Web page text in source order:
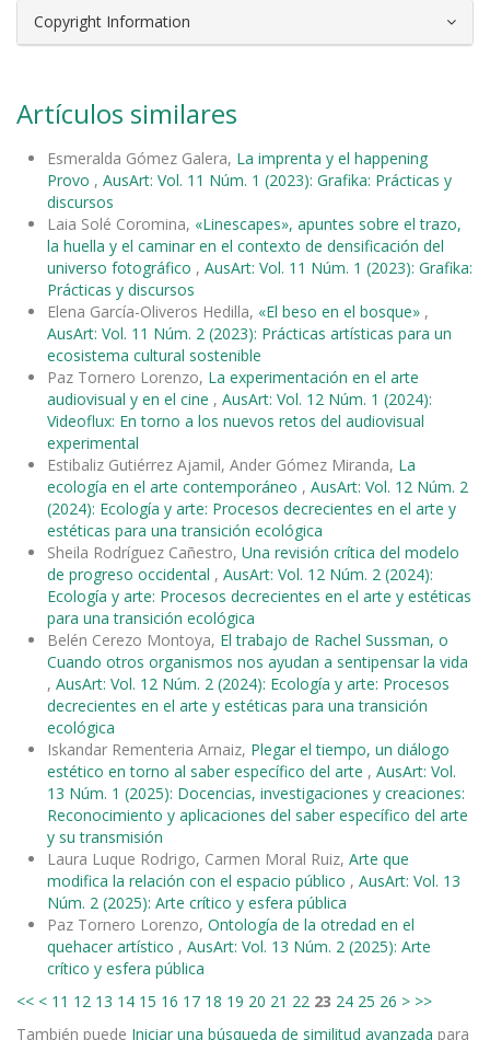
Copyright Information
Artículos similares
Esmeralda Gómez Galera, La imprenta y el happening
Provo , AusArt: Vol. 11 Núm. 1 (2023): Grafika: Prácticas y
discursos
Laia Solé Coromina, «Linescapes», apuntes sobre el trazo,
la huella y el caminar en el contexto de densificación del
universo fotográfico , AusArt: Vol. 11 Núm. 1 (2023): Grafika:
Prácticas y discursos
Elena García-Oliveros Hedilla, «El beso en el bosque» ,
AusArt: Vol. 11 Núm. 2 (2023): Prácticas artísticas para un
ecosistema cultural sostenible
Paz Tornero Lorenzo, La experimentación en el arte
audiovisual y en el cine , AusArt: Vol. 12 Núm. 1 (2024):
Videoflux: En torno a los nuevos retos del audiovisual
experimental
Estibaliz Gutiérrez Ajamil, Ander Gómez Miranda, La
ecología en el arte contemporáneo , AusArt: Vol. 12 Núm. 2
(2024): Ecología y arte: Procesos decrecientes en el arte y
estéticas para una transición ecológica
Sheila Rodríguez Cañestro, Una revisión crítica del modelo
de progreso occidental , AusArt: Vol. 12 Núm. 2 (2024):
Ecología y arte: Procesos decrecientes en el arte y estéticas
para una transición ecológica
Belén Cerezo Montoya, El trabajo de Rachel Sussman, o
Cuando otros organismos nos ayudan a sentipensar la vida
, AusArt: Vol. 12 Núm. 2 (2024): Ecología y arte: Procesos
decrecientes en el arte y estéticas para una transición
ecológica
Iskandar Rementeria Arnaiz, Plegar el tiempo, un diálogo
estético en torno al saber específico del arte , AusArt: Vol.
13 Núm. 1 (2025): Docencias, investigaciones y creaciones:
Reconocimiento y aplicaciones del saber específico del arte
y su transmisión
Laura Luque Rodrigo, Carmen Moral Ruiz, Arte que
modifica la relación con el espacio público , AusArt: Vol. 13
Núm. 2 (2025): Arte crítico y esfera pública
Paz Tornero Lorenzo, Ontología de la otredad en el
quehacer artístico , AusArt: Vol. 13 Núm. 2 (2025): Arte
crítico y esfera pública
<< < 11 12 13 14 15 16 17 18 19 20 21 22 23 24 25 26 > >>
También puede Iniciar una búsqueda de similitud avanzada para